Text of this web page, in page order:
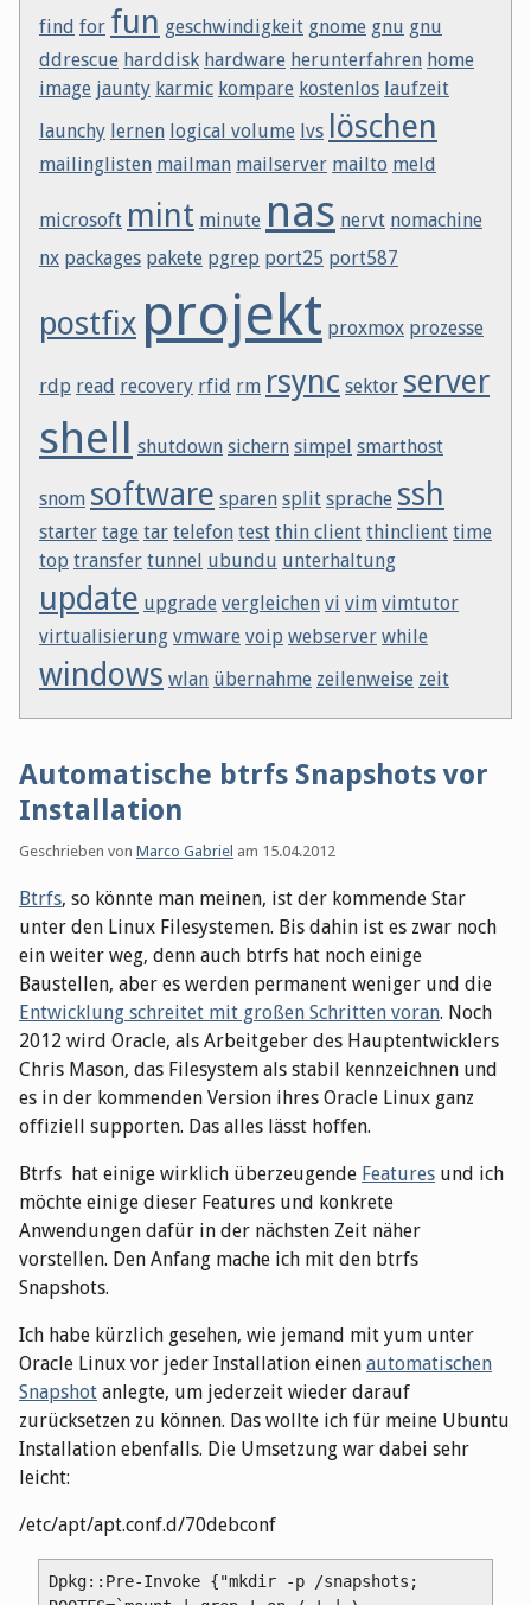
find for fun geschwindigkeit gnome gnu gnu
ddrescue harddisk hardware herunterfahren home
image jaunty karmic kompare kostenlos laufzeit
launchy lernen logical volume lvs löschen
mailinglisten mailman mailserver mailto meld
microsoft mint minute nas nervt nomachine
nx packages pakete pgrep port25 port587
postfix projekt proxmox prozesse
rdp read recovery rfid rm rsync sektor server
shell shutdown sichern simpel smarthost
snom software sparen split sprache ssh
starter tage tar telefon test thin client thinclient time
top transfer tunnel ubundu unterhaltung
update upgrade vergleichen vi vim vimtutor
virtualisierung vmware voip webserver while
windows wlan übernahme zeilenweise zeit
Automatische btrfs Snapshots vor
Installation
Geschrieben von Marco Gabriel am 15.04.2012
Btrfs, so könnte man meinen, ist der kommende Star
unter den Linux Filesystemen. Bis dahin ist es zwar noch
ein weiter weg, denn auch btrfs hat noch einige
Baustellen, aber es werden permanent weniger und die
Entwicklung schreitet mit großen Schritten voran. Noch
2012 wird Oracle, als Arbeitgeber des Hauptentwicklers
Chris Mason, das Filesystem als stabil kennzeichnen und
es in der kommenden Version ihres Oracle Linux ganz
offiziell supporten. Das alles lässt hoffen.
Btrfs hat einige wirklich überzeugende Features und ich
möchte einige dieser Features und konkrete
Anwendungen dafür in der nächsten Zeit näher
vorstellen. Den Anfang mache ich mit den btrfs
Snapshots.
Ich habe kürzlich gesehen, wie jemand mit yum unter
Oracle Linux vor jeder Installation einen automatischen
Snapshot anlegte, um jederzeit wieder darauf
zurücksetzen zu können. Das wollte ich für meine Ubuntu
Installation ebenfalls. Die Umsetzung war dabei sehr
leicht:
/etc/apt/apt.conf.d/70debconf
Dpkg::Pre-Invoke {"mkdir -p /snapshots;